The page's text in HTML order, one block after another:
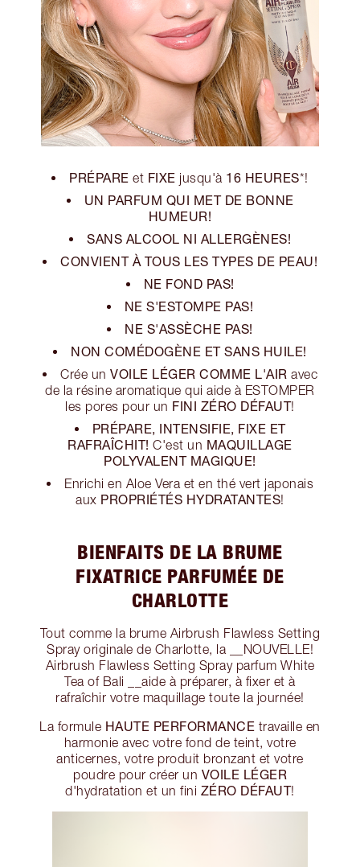
PRÉPARE et FIXE jusqu'à 16 HEURES*!
UN PARFUM QUI MET DE BONNE
HUMEUR!
SANS ALCOOL NI ALLERGÈNES!
CONVIENT À TOUS LES TYPES DE PEAU!
NE FOND PAS!
NE S'ESTOMPE PAS!
NE S'ASSÈCHE PAS!
NON COMÉDOGÈNE ET SANS HUILE!
Crée un VOILE LÉGER COMME L'AIR avec
de la résine aromatique qui aide à ESTOMPER
les pores pour un FINI ZÉRO DÉFAUT!
PRÉPARE, INTENSIFIE, FIXE ET
RAFRAÎCHIT! C'est un MAQUILLAGE
POLYVALENT MAGIQUE!
Enrichi en Aloe Vera et en thé vert japonais
aux PROPRIÉTÉS HYDRATANTES!
BIENFAITS DE LA BRUME
FIXATRICE PARFUMÉE DE
CHARLOTTE
Tout comme la brume Airbrush Flawless Setting
Spray originale de Charlotte, la __NOUVELLE!
Airbrush Flawless Setting Spray parfum White
Tea of Bali __aide à préparer, à fixer et à
rafraîchir votre maquillage toute la journée!
La formule HAUTE PERFORMANCE travaille en
harmonie avec votre fond de teint, votre
anticernes, votre produit bronzant et votre
poudre pour créer un VOILE LÉGER
d'hydratation et un fini ZÉRO DÉFAUT!